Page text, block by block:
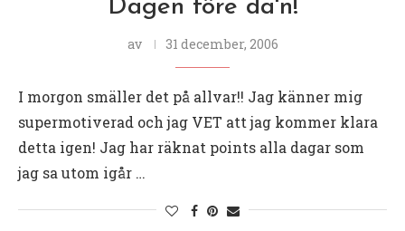
Dagen före da'n!
av 31 december, 2006
I morgon smäller det på allvar!! Jag känner mig
supermotiverad och jag VET att jag kommer klara
detta igen! Jag har räknat points alla dagar som
jag sa utom igår …